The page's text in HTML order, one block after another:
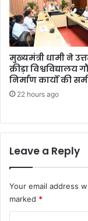
मुख्यमंत्री धामी ने
क्रीड़ा विश्वविद्यालय
निर्माण कार्यों की
22 hours ago
Leave a Reply
Your email address
marked *